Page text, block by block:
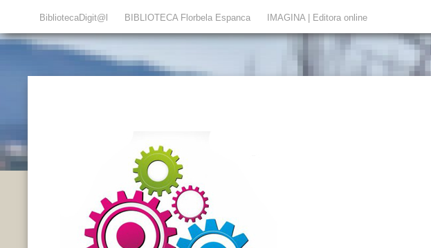
BibliotecaDigit@l BIBLIOTECA Florbela Espanca IMAGINA | Editora online